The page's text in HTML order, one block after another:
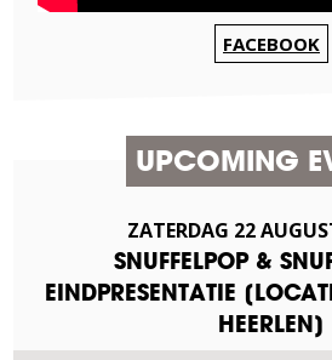
FACEBOOK
UPCOMING
ZATERDAG 22
SNUFFELPOP &
EINDPRESENTATIE
HEERLEN]